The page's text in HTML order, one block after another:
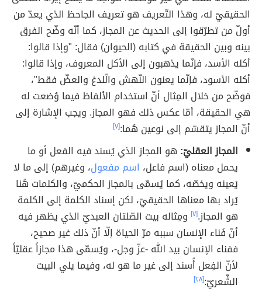
الحقيقيّ له، وهذا التّعريف هو تعريف الجاحظ الذي يعدّ من
أولّ من تطرّقوا إلى الحديث عن المجاز، كما أنّه وضّح الفرق
بينه وبين الحقيقة في كتابه (الحيوان) فقال: "وإذا قالوا:
أكله الأسد، فإنّما يذهبون إلى الأكل المعروف، وإذا قالوا:
أكله الأسود، فإنّما يعنون النّهش والّلدغ والعضّ فقط"،
فوضّح من خلال المِثال أنّ استخدام الألفاظ فيما وُضعت له
هي الحقيقة، أمّا عكس ذلك فهو المجاز. ويجب الإشارة إلى
أنّ المجاز يتقسّم إلى نوعين هُما:[٧]
المجاز العقليّ: هو المجاز الذي يُسند فيه الفعل أو ما
يحمل معناه (اسم فاعل، اسم مفعول، وغيرهم) إلى ما لا
يَعينه ويخصّه، كما يُسمّى بالمجاز الحكميّ، والكلمات هُنا
يُراد بها معناها الحقيقيّ، لكن إسناد الكلمة إلى الكلمة
هو المجاز.[٧] ومِثاله بيت الصّلتان العبديّ الذي يظهر فيه
أنّ فَناء الإنسان سببه مرّ الحياة إلّا أنّ ذلك غير صحيح،
ففناء الإنسان بيد الله -عزّ وجل-، ويُسمّى هذا مجازاً عقليّاً
لأنّ الفِعل أُسند إلى غير ما هو له، وفيما يلي البيت
الشِّعريّ:[٢٨]